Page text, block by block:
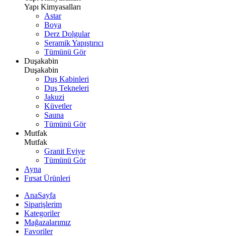
Yapı Kimyasalları
Astar
Boya
Derz Dolgular
Seramik Yapıştırıcı
Tümünü Gör
Duşakabin
Duşakabin
Duş Kabinleri
Duş Tekneleri
Jakuzi
Küvetler
Sauna
Tümünü Gör
Mutfak
Mutfak
Granit Eviye
Tümünü Gör
Ayna
Fırsat Ürünleri
AnaSayfa
Siparişlerim
Kategoriler
Mağazalarımız
Favoriler